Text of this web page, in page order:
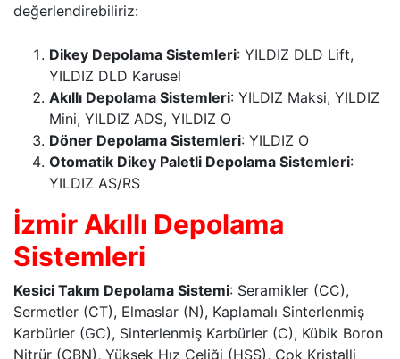
değerlendirebiliriz:
Dikey Depolama Sistemleri: YILDIZ DLD Lift,
YILDIZ DLD Karusel
Akıllı Depolama Sistemleri: YILDIZ Maksi, YILDIZ
Mini, YILDIZ ADS, YILDIZ O
Döner Depolama Sistemleri: YILDIZ O
Otomatik Dikey Paletli Depolama Sistemleri:
YILDIZ AS/RS
İzmir Akıllı Depolama
Sistemleri
Kesici Takım Depolama Sistemi: Seramikler (CC),
Sermetler (CT), Elmaslar (N), Kaplamalı Sinterlenmiş
Karbürler (GC), Sinterlenmiş Karbürler (C), Kübik Boron
Nitrür (CBN), Yüksek Hız Çeliği (HSS), Çok Kristalli